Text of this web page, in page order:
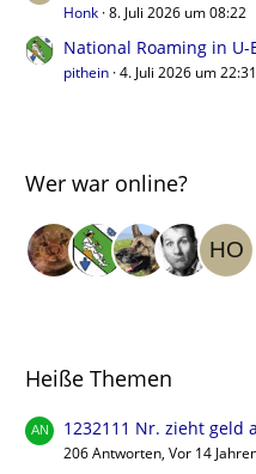
Honk 8. Juli 2026 um 08:22
National Roaming in U-
pithein 4. Juli 2026 um 22:31
Wer war online?
Heiße Themen
1232111 Nr. zieht geld
206 Antworten, Vor 14